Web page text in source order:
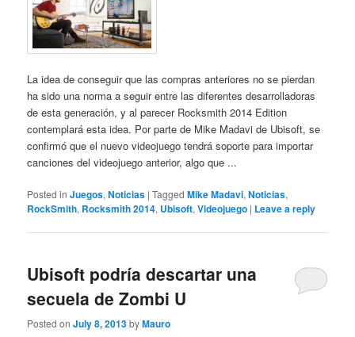
La idea de conseguir que las compras anteriores no se pierdan
ha sido una norma a seguir entre las diferentes desarrolladoras
de esta generación, y al parecer Rocksmith 2014 Edition
contemplará esta idea. Por parte de Mike Madavi de Ubisoft, se
confirmó que el nuevo videojuego tendrá soporte para importar
canciones del videojuego anterior, algo que ...
Posted in Juegos,Noticias |Tagged Mike Madavi,Noticias,
RockSmith, Rocksmith 2014, Ubisoft,Videojuego | Leave a reply
Ubisoft podría descartar una
secuela de Zombi U
Posted onJuly 8, 2013byMauro